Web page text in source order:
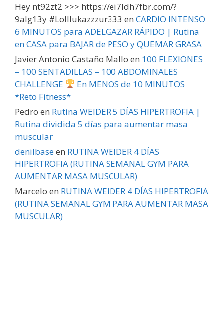
Hey nt92zt2 >>> https://ei7ldh7fbr.com/?
9alg13y #Lolllukazzzur333 en CARDIO INTENSO
6 MINUTOS para ADELGAZAR RÁPIDO | Rutina
en CASA para BAJAR de PESO y QUEMAR GRASA
Javier Antonio Castaño Mallo en 100 FLEXIONES
– 100 SENTADILLAS – 100 ABDOMINALES
CHALLENGE
En MENOS de 10 MINUTOS
*Reto Fitness*
Pedro en Rutina WEIDER 5 DÍAS HIPERTROFIA |
Rutina dividida 5 días para aumentar masa
muscular
denilbaseen RUTINA WEIDER 4 DÍAS
HIPERTROFIA (RUTINA SEMANAL GYM PARA
AUMENTAR MASA MUSCULAR)
Marcelo en RUTINA WEIDER 4 DÍAS HIPERTROFIA
(RUTINA SEMANAL GYM PARA AUMENTAR MASA
MUSCULAR)